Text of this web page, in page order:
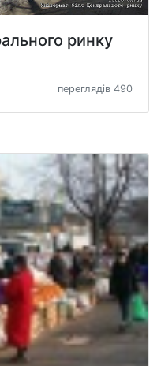
ринку
переглядів 490